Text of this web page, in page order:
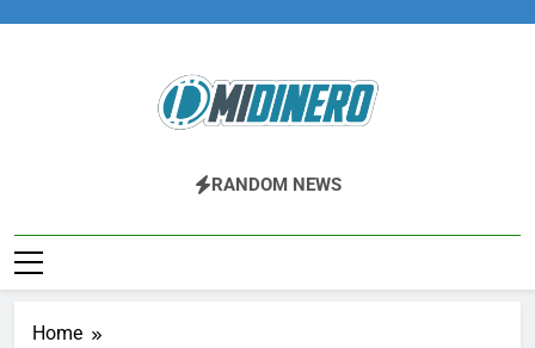
Midinero.co
Fintech, Criptomonedas
RANDOM NEWS
Home